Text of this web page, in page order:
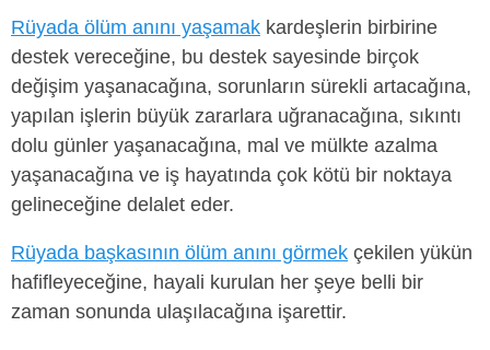
Rüyada ölüm anını yaşamak kardeşlerin birbirine
destek vereceğine, bu destek sayesinde birçok
değişim yaşanacağına, sorunların sürekli artacağına,
yapılan işlerin büyük zararlara uğranacağına, sıkıntı
dolu günler yaşanacağına, mal ve mülkte azalma
yaşanacağına ve iş hayatında çok kötü bir noktaya
gelineceğine delalet eder.
Rüyada başkasının ölüm anını görmek çekilen yükün
hafifleyeceğine, hayali kurulan her şeye belli bir
zaman sonunda ulaşılacağına işarettir.